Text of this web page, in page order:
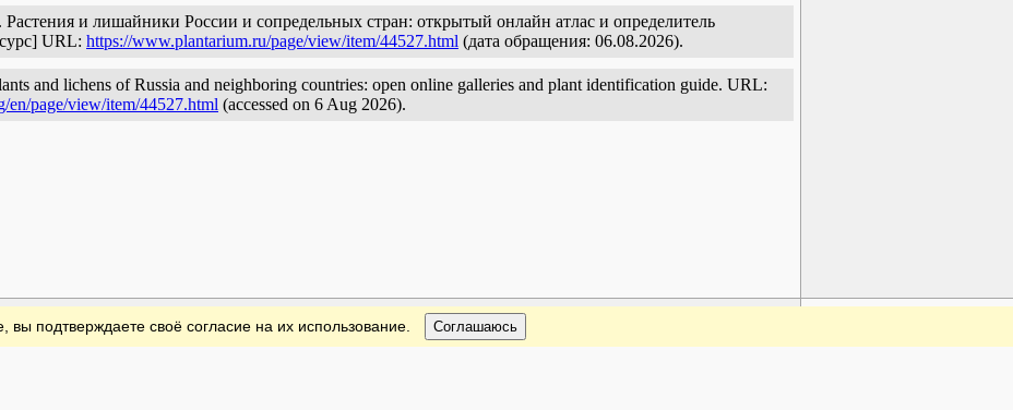
Растения и лишайники России и сопредельных стран: открытый онлайн атлас и определитель
URL: https://www.plantarium.ru/page/view/item/44527.html (дата обращения: 06.08.2026).
and lichens of Russia and neighboring countries: open online galleries and plant identification guide. URL:
en/page/view/item/44527.html (accessed on 6 Aug 2026).
подтверждаете своё согласие на их использование. Соглашаюсь